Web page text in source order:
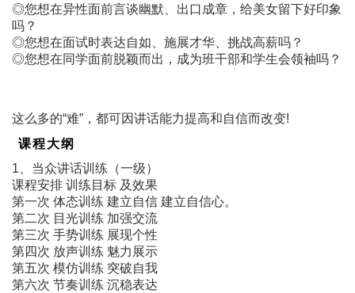
◎您想在异性面前言谈幽默、出口成章，给美女留下好印象
吗？
◎您想在面试时表达自如、施展才华、挑战高薪吗？
◎您想在同学面前脱颖而出，成为班干部和学生会领袖吗？
这么多的“难”，都可因讲话能力提高和自信而改变!
课程大纲
1、当众讲话训练（一级）
课程安排 训练目标 及效果
第一次 体态训练 建立自信 建立自信心。
第二次 目光训练 加强交流
第三次 手势训练 展现个性
第四次 放声训练 魅力展示
第五次 模仿训练 突破自我
第六次 节奏训练 沉稳表达